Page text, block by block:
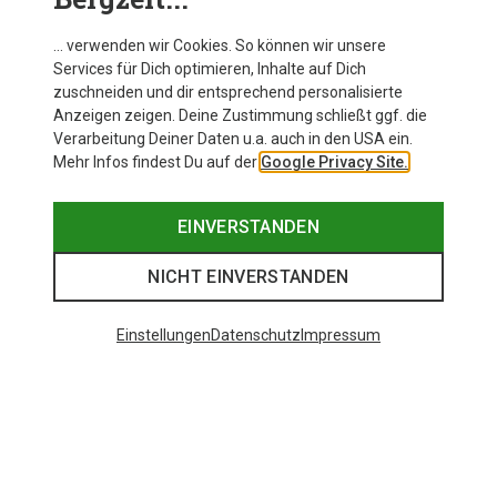
… verwenden wir Cookies. So können wir unsere
Services für Dich optimieren, Inhalte auf Dich
zuschneiden und dir entsprechend personalisierte
Anzeigen zeigen. Deine Zustimmung schließt ggf. die
Verarbeitung Deiner Daten u.a. auch in den USA ein.
Mehr Infos findest Du auf der Google Privacy Site.
EINVERSTANDEN
NICHT EINVERSTANDEN
EinstellungenDatenschutz Impressum